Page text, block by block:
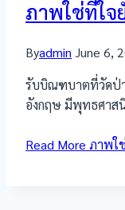
ภาพใช่ที่ใจ
Byadmin June 6,
รับบิณฑบาตที่วัดป่
อังกฤษ มีพุทธศาส
Read More ภาพใ